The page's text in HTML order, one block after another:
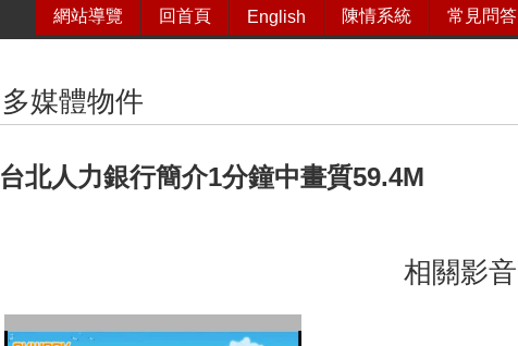
網站導覽 回首頁 English 陳情系統 常見問答
多媒體物件
台北人力銀行簡介1分鐘中畫質59.4M
相關影音